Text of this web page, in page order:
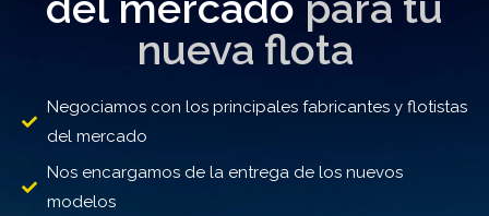
nueva flota
Negociamos con los principales fabricantes y flotistas
del mercado
Nos encargamos de la entrega de los nuevos
modelos